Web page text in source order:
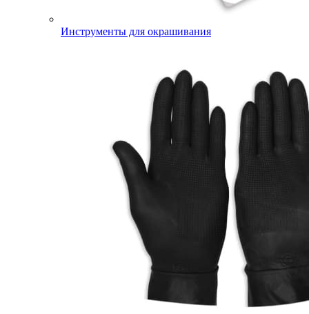
Инструменты для окрашивания